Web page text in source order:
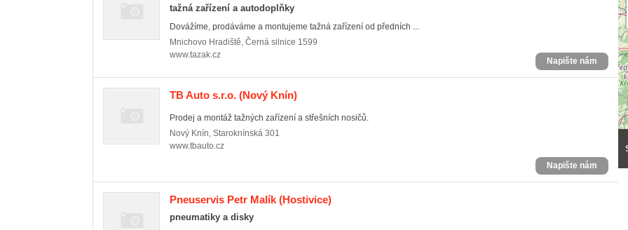
tažná zařízení a autodoplňky
Dovážíme, prodáváme a montujeme tažná zařízení od předních ...
Mnichovo Hradiště, Černá silnice 1599
www.tazak.cz
Napište nám
TB Auto s.r.o. (Nový Knín)
Prodej a montáž tažných zařízení a střešních nosičů.
Nový Knín, Staroknínská 301
www.tbauto.cz
Napište nám
Pneuservis Petr Malík (Hostivice)
pneumatiky a disky